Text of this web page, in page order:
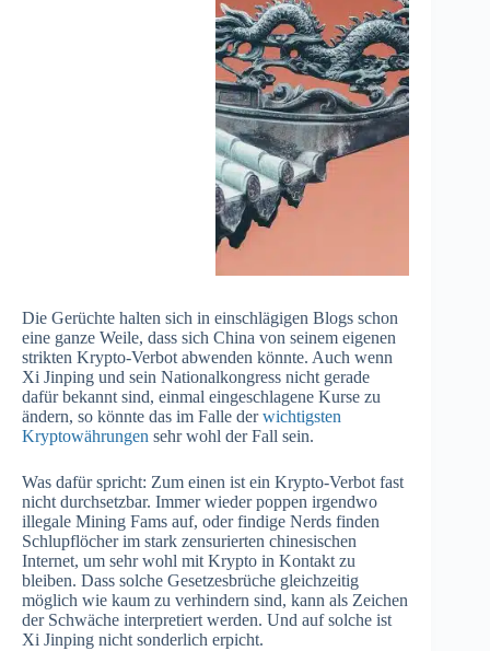
Die Gerüchte halten sich in einschlägigen Blogs schon
eine ganze Weile, dass sich China von seinem eigenen
strikten Krypto-Verbot abwenden könnte. Auch wenn
Xi Jinping und sein Nationalkongress nicht gerade
dafür bekannt sind, einmal eingeschlagene Kurse zu
ändern, so könnte das im Falle derwichtigsten
Kryptowährungen sehr wohl der Fall sein.
Was dafür spricht: Zum einen ist ein Krypto-Verbot fast
nicht durchsetzbar. Immer wieder poppen irgendwo
illegale Mining Fams auf, oder findige Nerds finden
Schlupflöcher im stark zensurierten chinesischen
Internet, um sehr wohl mit Krypto in Kontakt zu
bleiben. Dass solche Gesetzesbrüche gleichzeitig
möglich wie kaum zu verhindern sind, kann als Zeichen
der Schwäche interpretiert werden. Und auf solche ist
Xi Jinping nicht sonderlich erpicht.